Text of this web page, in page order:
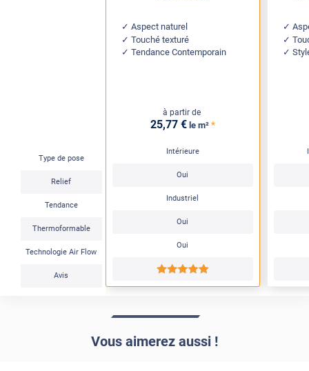
Type de pose
Relief
Tendance
Thermoformable
Technologie Air Flow
Avis
Aspect naturel
Touché texturé
Tendance Contemporain
à partir de
25,77 € le m² *
Intérieure
Oui
Industriel
Oui
Oui
*****
Vous aimerez aussi !